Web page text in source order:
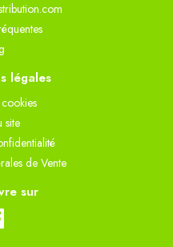
légales
site
de Vente
sur